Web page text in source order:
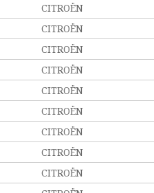
CITROËN
CITROËN
CITROËN
CITROËN
CITROËN
CITROËN
CITROËN
CITROËN
CITROËN